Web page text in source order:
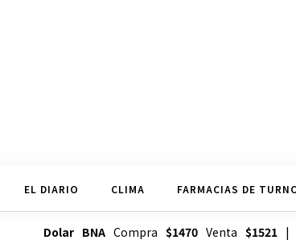
EL DIARIO CLIMA FARMACIAS DE
Dolar BNACompra $1470Venta $1521|